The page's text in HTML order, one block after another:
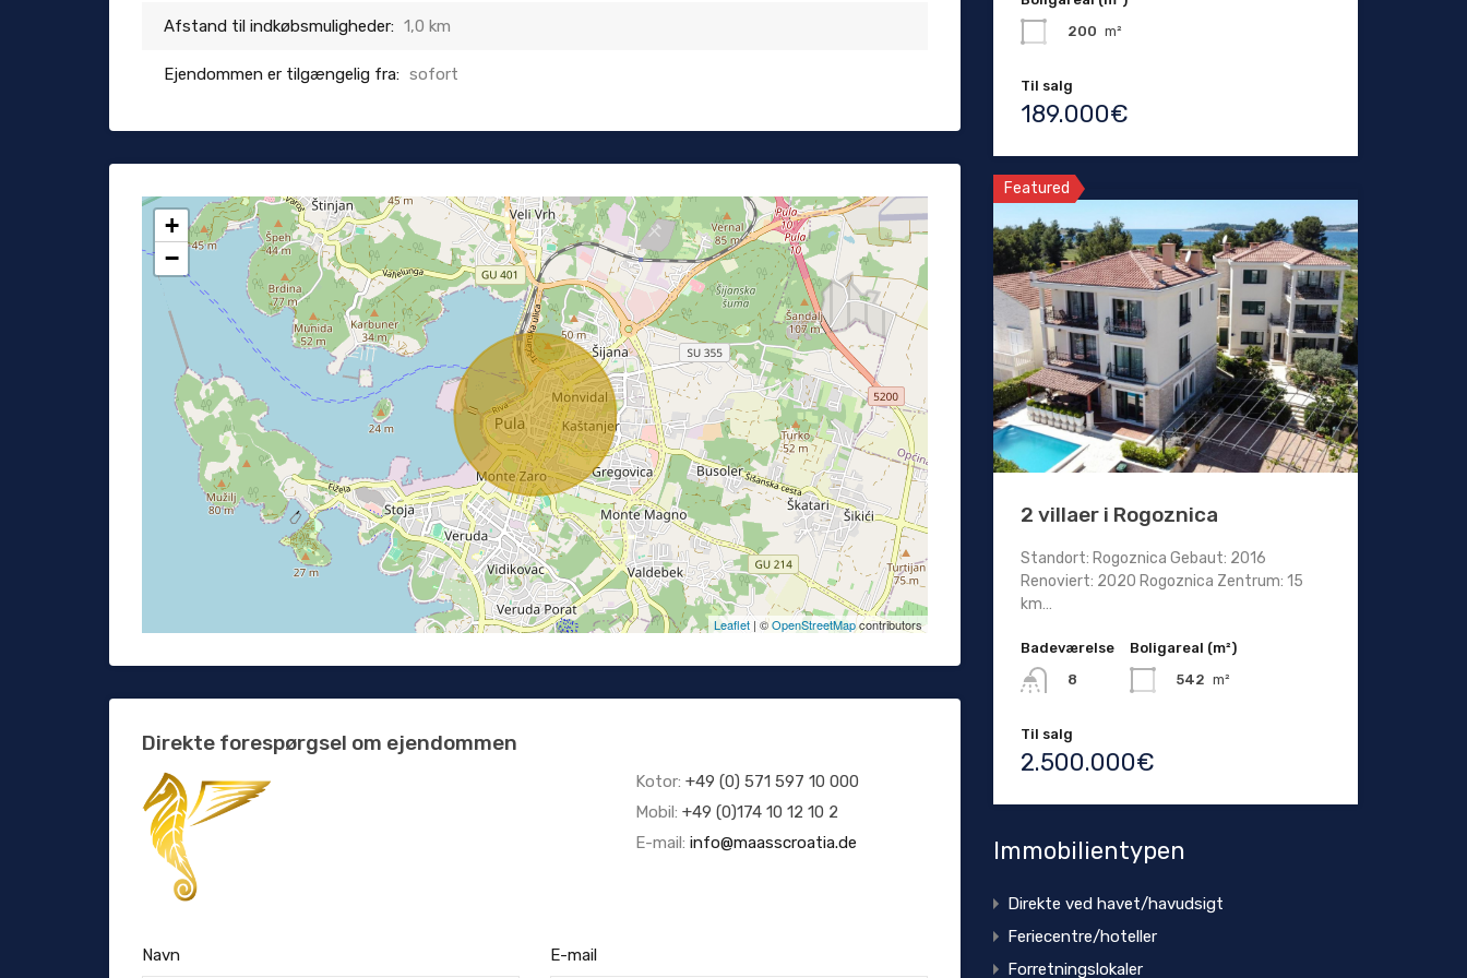
Afstand til indkøbsmuligheder: 1,0 km
Ejendommen er tilgængelig fra: sofort
+
−
Leaflet| ©OpenStreetMapcontributors
Direkte forespørgsel om ejendommen
Kotor: +49 (0) 571 597 10 000
Mobil: +49 (0)174 10 12 10 2
E-mail: info@maasscroatia.de
Navn E-mail
200 m²
Til salg
189.000€
Featured
2 villaer i Rogoznica
Standort: Rogoznica Gebaut: 2016
Renoviert: 2020 Rogoznica Zentrum: 15
km…
Badeværelse
8
Boligareal (m²)
542 m²
Til salg
2.500.000€
Immobilientypen
Direkte ved havet/havudsigt
Feriecentre/hoteller
Forretningslokaler